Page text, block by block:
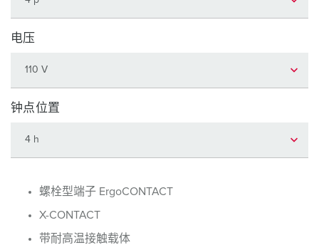
电压
钟点位置
螺栓型端子 ErgoCONTACT
X-CONTACT
带耐高温接触载体